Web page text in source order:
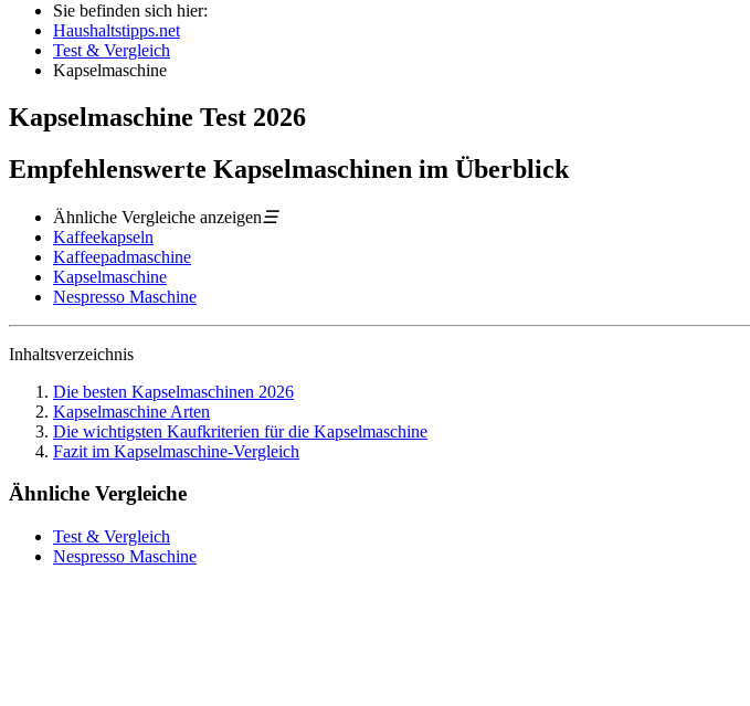
Sie befinden sich hier:
Haushaltstipps.net
Test & Vergleich
Kapselmaschine
Kapselmaschine Test 2026
Empfehlenswerte Kapselmaschinen im Überblick
Ähnliche Vergleiche anzeigen☰
Kaffeekapseln
Kaffeepadmaschine
Kapselmaschine
Nespresso Maschine
Inhaltsverzeichnis
Die besten Kapselmaschinen 2026
Kapselmaschine Arten
Die wichtigsten Kaufkriterien für die Kapselmaschine
Fazit im Kapselmaschine-Vergleich
Ähnliche Vergleiche
Test & Vergleich
Nespresso Maschine